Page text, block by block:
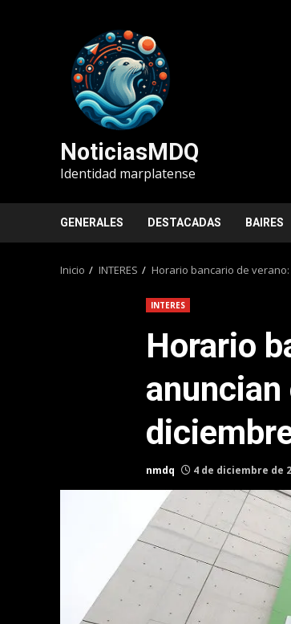
NoticiasMDQ
Identidad marplatense
GENERALES DESTACADAS BAIRES
Inicio INTERES Horario bancario de
INTERES
Horario
anuncian
nmdq 4 de diciembre de